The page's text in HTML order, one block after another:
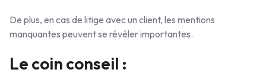
De plus, en cas de litige avec un client, les mentions
manquantes peuvent se révéler importantes.
Le coin conseil :